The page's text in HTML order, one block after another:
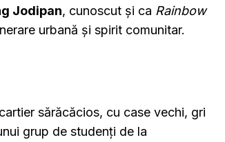
Jodipan, cunoscut și ca Rainbow
urbană și spirit comunitar.
sărăcăcios, cu case vechi, gri
grup de studenți de la